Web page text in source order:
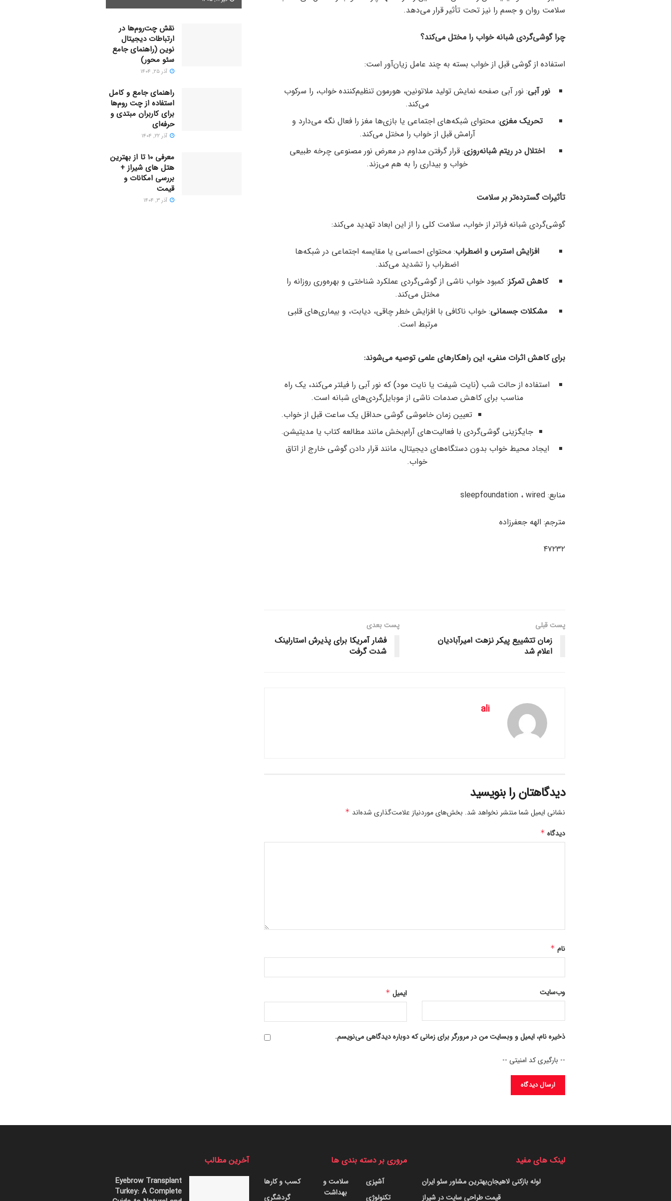
سلامت روان و جسم را نیز تحت تأثیر قرار می‌دهد.
چرا گوشی‌گردی شبانه خواب را مختل می‌کند؟
استفاده از گوشی قبل از خواب بسته به چند عامل زیان‌آور است:
نور آبی: نور آبی صفحه نمایش تولید ملاتونین، هورمون تنظیم‌کننده خواب، را سرکوب
می‌کند.
تحریک مغزی: محتوای شبکه‌های اجتماعی یا بازی‌ها مغز را فعال نگه می‌دارد و
آرامش قبل از خواب را مختل می‌کند.
اختلال در ریتم شبانه‌روزی: قرار گرفتن مداوم در معرض نور مصنوعی چرخه طبیعی
خواب و بیداری را به هم می‌زند.
تأثیرات گسترده‌تر بر سلامت
گوشی‌گردی شبانه فراتر از خواب، سلامت کلی را از این ابعاد تهدید می‌کند:
افزایش استرس و اضطراب: محتوای احساسی یا مقایسه اجتماعی در شبکه‌ها
اضطراب را تشدید می‌کند.
کاهش تمرکز: کمبود خواب ناشی از گوشی‌گردی عملکرد شناختی و بهره‌وری روزانه را
مختل می‌کند.
مشکلات جسمانی: خواب ناکافی با افزایش خطر چاقی، دیابت، و بیماری‌های قلبی
مرتبط است.
برای کاهش اثرات منفی، این راهکارهای علمی توصیه می‌شوند:
استفاده از حالت شب (نایت شیفت یا نایت مود) که نور آبی را فیلتر می‌کند، یک راه
مناسب برای کاهش صدمات ناشی از موبایل‌گردی‌های شبانه است.
تعیین زمان خاموشی گوشی حداقل یک ساعت قبل از خواب.
جایگزینی گوشی‌گردی با فعالیت‌های آرام‌بخش مانند مطالعه کتاب یا مدیتیشن.
ایجاد محیط خواب بدون دستگاه‌های دیجیتال، مانند قرار دادن گوشی خارج از اتاق
خواب.
منابع: sleepfoundation ، wired
مترجم: الهه جعفرزاده
۴۷۲۳۲
پست قبلی
زمان تتشییع پیکر نزهت امیرآبادیان
اعلام شد
پست‌ بعدی
فشار آمریکا برای پذیرش استارلینک
شدت گرفت
ali
دیدگاهتان را بنویسید
نشانی ایمیل شما منتشر نخواهد شد. بخش‌های موردنیاز علامت‌گذاری شده‌اند *
دیدگاه *
نام *
ایمیل * وب‌سایت
ذخیره نام، ایمیل و وبسایت من در مرورگر برای زمانی که دوباره دیدگاهی می‌نویسم.
-- بارگیری کد امنیتی --
نقش چت‌روم‌ها در
ارتباطات دیجیتال
نوین (راهنمای جامع
سئو محور)
آذر ۲۵, ۱۴۰۴
راهنمای جامع و کامل
استفاده از چت روم‌ها
برای کاربران مبتدی و
حرفه‌ای
آذر ۲۲, ۱۴۰۴
معرفی 10 تا از بهترین
هتل های شیراز +
بررسی امکانات و
قیمت
آذر ۳, ۱۴۰۴
لینک های مفید
بهترین مشاور سئو ایرانلوله بازکنی لاهیجان
قیمت طراحی سایت در شیراز
مروری بر دسته بندی ها
آشپزی
تکنولوژی
سلامت و
بهداشت
کسب و کارها
گردشگری
آخرین مطالب
Eyebrow Transplant
Turkey: A Complete